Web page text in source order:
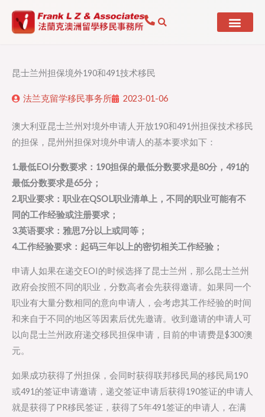
昆士兰州担保境外190和491技术移民
法兰克留学移民事务所 2023-01-06
澳大利亚昆士兰州对境外申请人开放190和491州担保技术移民
的担保，昆州州担保对境外申请人的基本要求如下：
1.最低EOI分数要求：190担保的最低分数要求是80分，491的
最低分数要求是65分；
2.职业要求：职业在QSOL职业清单上，不同的职业可能有不
同的工作经验或注册要求；
3.英语要求：雅思7分以上或同等；
4.工作经验要求：起码三年以上的密切相关工作经验；
申请人如果在递交EOI的时候选择了昆士兰州，那么昆士兰州
政府会按照不同的职业，分数高者会先获得邀请。如果同一个
职业有大量分数相同的意向申请人，会考虑其工作经验的时间
和来自于不同的地区等因素后优先邀请。收到邀请的申请人可
以向昆士兰州政府递交移民担保申请，目前的申请费是$300澳
元。
如果成功获得了州担保，会同时获得联邦移民局的移民局190
或491的签证申请邀请，递交签证申请后获得190签证的申请人
就是获得了PR移民签证，获得了5年491签证的申请人，在满